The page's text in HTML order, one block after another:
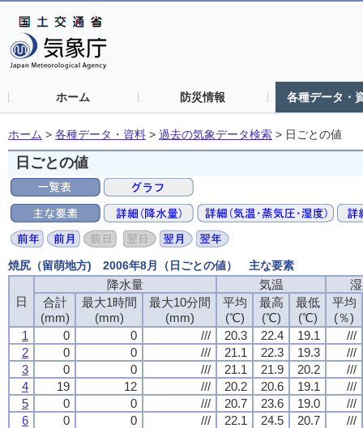
ホーム 防災情報 各種データ・
ホーム > 各種データ・資料 > 過去の気象データ検索 > 日ごとの値
日ごとの値
焼尻（留萌地方) 2006年8月（日ごとの値） 主な要素
日
降水量 気温
合計
(mm)
最大1時間
(mm)
最大10分間
(mm)
平均
(℃)
最高
(℃)
最低
(℃)
平均
(％)
1
0 0 /// 20.3 22.4 19.1
///
2
0 0 /// 21.1 22.3 19.3
///
3
0 0 /// 21.1 21.9 20.2
///
4
19 12 /// 20.2 20.6 19.1
///
5
0 0 /// 20.7 23.6 19.0
///
6
0 0 /// 22.1 24.5 20.7
///
日
降水量 気温
合計
(mm)
最大1時間
(mm)
最大10分間
(mm)
平均
(℃)
最高
(℃)
最低
(℃)
平均
(％)
1
0 0 /// 20.3 22.4 19.1
///
2
0 0 /// 21.1 22.3 19.3
///
3
0 0 /// 21.1 21.9 20.2
///
4
19 12 /// 20.2 20.6 19.1
///
5
0 0 /// 20.7 23.6 19.0
///
6
0 0 /// 22.1 24.5 20.7
///
日
降水量 気温
合計
(mm)
最大1時間
(mm)
最大10分間
(mm)
平均
(℃)
最高
(℃)
最低
(℃)
平均
(％)
1
0 0 /// 20.3 22.4 19.1
///
2
0 0 /// 21.1 22.3 19.3
///
3
0 0 /// 21.1 21.9 20.2
///
4
19 12 /// 20.2 20.6 19.1
///
5
0 0 /// 20.7 23.6 19.0
///
6
0 0 /// 22.1 24.5 20.7
///
日
降水量 気温
合計
(mm)
最大1時間
(mm)
最大10分間
(mm)
平均
(℃)
最高
(℃)
最低
(℃)
平均
(％)
1
0 0 /// 20.3 22.4 19.1
///
2
0 0 /// 21.1 22.3 19.3
///
3
0 0 /// 21.1 21.9 20.2
///
4
19 12 /// 20.2 20.6 19.1
///
5
0 0 /// 20.7 23.6 19.0
///
6
0 0 /// 22.1 24.5 20.7
///